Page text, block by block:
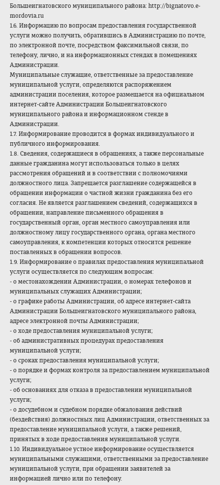
Большеигнатовского муниципального района: http://bignatovo.e-
mordovia.ru
1.6. Информацию по вопросам предоставления государственной
услуги можно получить, обратившись в Администрацию по почте,
по электронной почте, посредством факсимильной связи, по
телефону, лично, и на информационных стендах в помещениях
Администрации.
Муниципальные служащие, ответственные за предоставление
муниципальной услуги, определяются распоряжением
администрации поселения, которое размещается на официальном
интернет-сайте Администрации Большеигнатовского
муниципального района и информационном стенде в
Администрации.
1.7. Информирование проводится в формах индивидуального и
публичного информирования.
1.8. Сведения, содержащиеся в обращениях, а также персональные
данные гражданина могут использоваться только в целях
рассмотрения обращений и в соответствии с полномочиями
должностного лица. Запрещается разглашение содержащейся в
обращении информации о частной жизни гражданина без его
согласия. Не является разглашением сведений, содержащихся в
обращении, направление письменного обращения в
государственный орган, орган местного самоуправления или
должностному лицу государственного органа, органа местного
самоуправления, к компетенции которых относится решение
поставленных в обращении вопросов.
1.9. Информирование о правилах предоставления муниципальной
услуги осуществляется по следующим вопросам:
- о местонахождении Администрации, о номерах телефонов и
муниципальных служащих Администрации;
- о графике работы Администрации, об адресе интернет-сайта
Администрации Большеигнатовского муниципального района,
адресе электронной почты Администрации;
- о ходе предоставления муниципальной услуги;
- об административных процедурах предоставления
муниципальной услуги;
- о сроках предоставления муниципальной услуги;
- о порядке и формах контроля за предоставлением муниципальной
услуги;
- об основаниях для отказа в предоставлении муниципальной
услуги;
- о досудебном и судебном порядке обжалования действий
(бездействия) должностных лиц Администрации, ответственных за
предоставление муниципальной услуги, а также решений,
принятых в ходе предоставления муниципальной услуги.
1.10. Индивидуальное устное информирование осуществляется
муниципальными служащими, ответственными за предоставление
муниципальной услуги, при обращении заявителей за
информацией лично или по телефону.